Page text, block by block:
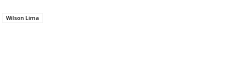
Wilson Lima